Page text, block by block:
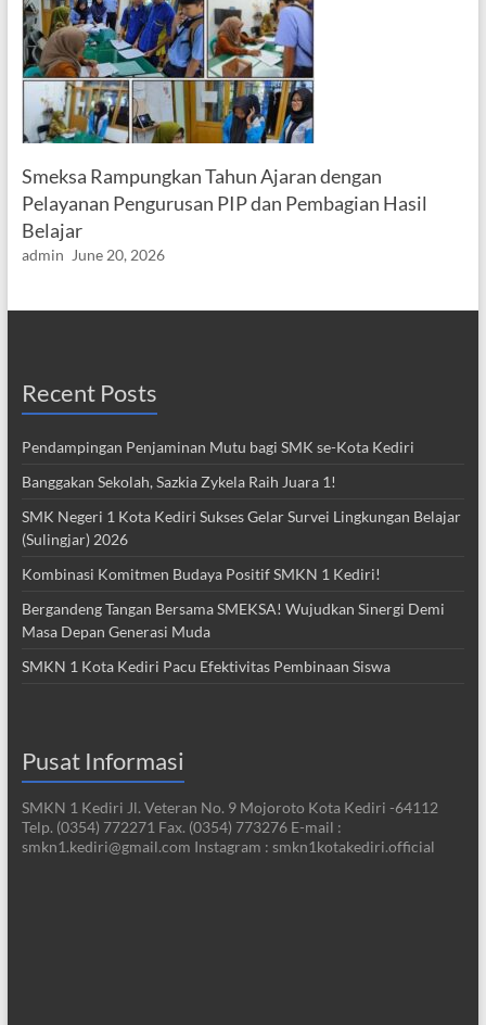
Smeksa Rampungkan Tahun Ajaran dengan
Pelayanan Pengurusan PIP dan Pembagian Hasil
Belajar
admin June 20, 2026
Recent Posts
Pendampingan Penjaminan Mutu bagi SMK se-Kota Kediri
Banggakan Sekolah, Sazkia Zykela Raih Juara 1!
SMK Negeri 1 Kota Kediri Sukses Gelar Survei Lingkungan Belajar
(Sulingjar) 2026
Kombinasi Komitmen Budaya Positif SMKN 1 Kediri!
Bergandeng Tangan Bersama SMEKSA! Wujudkan Sinergi Demi
Masa Depan Generasi Muda
SMKN 1 Kota Kediri Pacu Efektivitas Pembinaan Siswa
Pusat Informasi
SMKN 1 Kediri Jl. Veteran No. 9 Mojoroto Kota Kediri -64112
Telp. (0354) 772271 Fax. (0354) 773276 E-mail :
smkn1.kediri@gmail.com Instagram : smkn1kotakediri.official